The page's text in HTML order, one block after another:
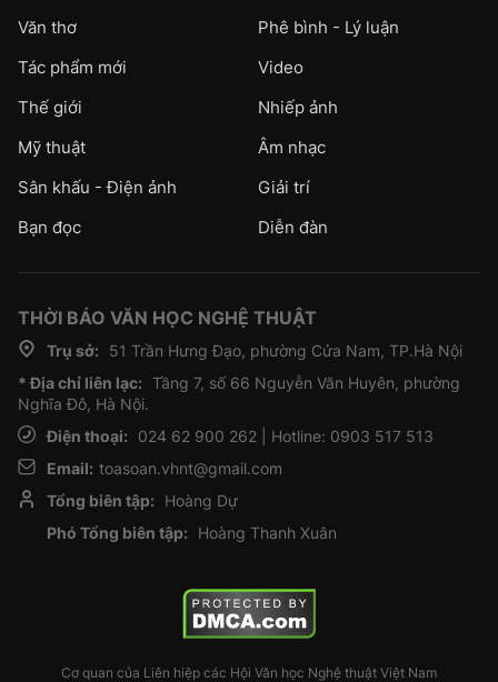
Văn thơ
Phê bình - Lý luận
Tác phẩm mới
Video
Thế giới
Nhiếp ảnh
Mỹ thuật
Âm nhạc
Sân khấu - Điện ảnh
Giải trí
Bạn đọc
Diễn đàn
THỜI BÁO VĂN HỌC NGHỆ THUẬT
Trụ sở:
51 Trần Hưng Đạo, phường Cửa Nam, TP.Hà Nội
* Địa chỉ liên lạc: Tầng 7, số 66 Nguyễn Văn Huyên, phường
Nghĩa Đô, Hà Nội.
Điện thoại:
024 62 900 262 | Hotline: 0903 517 513
Email: toasoan.vhnt@gmail.com
Tổng biên tập:
Hoàng Dự
Phó Tổng biên tập:
Hoàng Thanh Xuân
Cơ quan của Liên hiệp các Hội Văn học Nghệ thuật Việt Nam